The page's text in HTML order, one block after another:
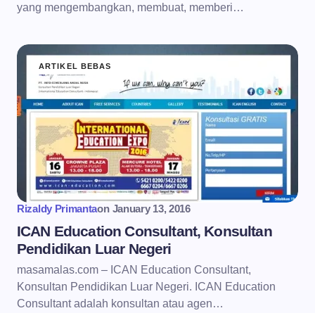
yang mengembangkan, membuat, memberi…
ARTIKEL BEBAS
Rizaldy Primantaon January 13, 2016
ICAN Education Consultant, Konsultan
Pendidikan Luar Negeri
masamalas.com – ICAN Education Consultant,
Konsultan Pendidikan Luar Negeri. ICAN Education
Consultant adalah konsultan atau agen…